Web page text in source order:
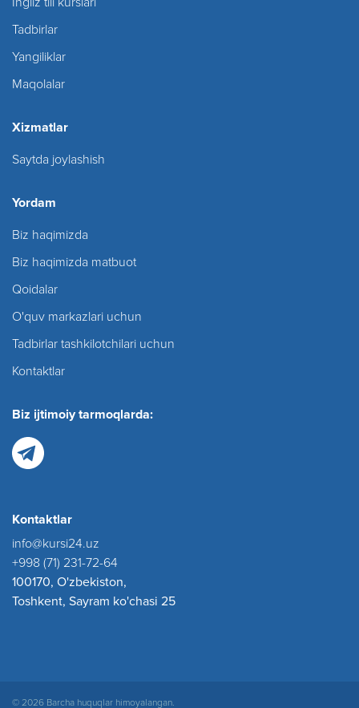
Tadbirlar
Yangiliklar
Maqolalar
Xizmatlar
Saytda joylashish
Yordam
Biz haqimizda
Biz haqimizda matbuot
Qoidalar
O'quv markazlari uchun
Tadbirlar tashkilotchilari uchun
Kontaktlar
Biz ijtimoiy tarmoqlarda:
Kontaktlar
info@kursi24.uz
+998 (71) 231-72-64
100170, O'zbekiston,
Toshkent, Sayram ko'chasi 25
© 2026 Barcha huquqlar himoyalangan.